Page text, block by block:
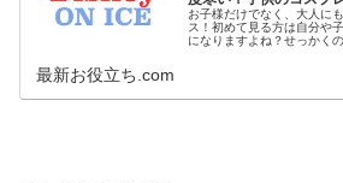
お子様だけでなく、大人に
ス！初めて見る方は自分や
になりますよね？せっかく
最新お役立ち.com